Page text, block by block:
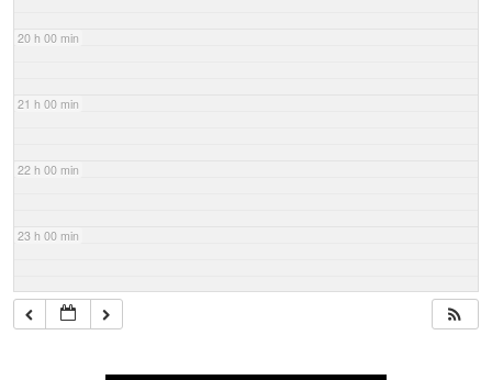
20 h 00 min
21 h 00 min
22 h 00 min
23 h 00 min